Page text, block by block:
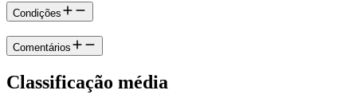
Condições
Comentários
Classificação média